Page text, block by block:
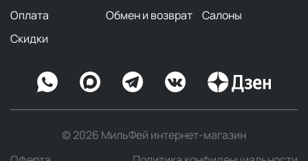
Оплата
Обмен и возврат
Салоны
Скидки
© 2026 МильФей интернет-магазин